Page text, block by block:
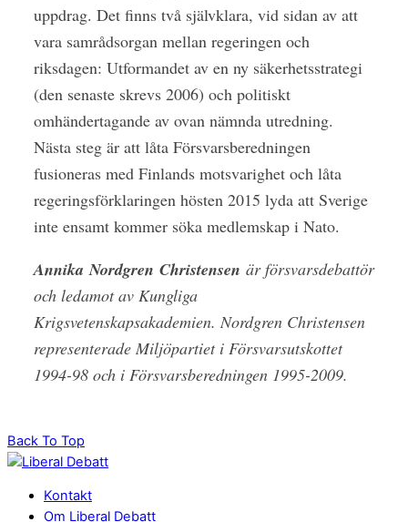
uppdrag. Det finns två självklara, vid sidan av att
vara samrådsorgan mellan regeringen och
riksdagen: Utformandet av en ny säkerhetsstrategi
(den senaste skrevs 2006) och politiskt
omhändertagande av ovan nämnda utredning.
Nästa steg är att låta Försvarsberedningen
fusioneras med Finlands motsvarighet och låta
regeringsförklaringen hösten 2015 lyda att Sverige
inte ensamt kommer söka medlemskap i Nato.
Annika Nordgren Christensen är försvarsdebattör
och ledamot av Kungliga
Krigsvetenskapsakademien. Nordgren Christensen
representerade Miljöpartiet i Försvarsutskottet
1994-98 och i Försvarsberedningen 1995-2009.
Back To Top
Kontakt
Om Liberal Debatt